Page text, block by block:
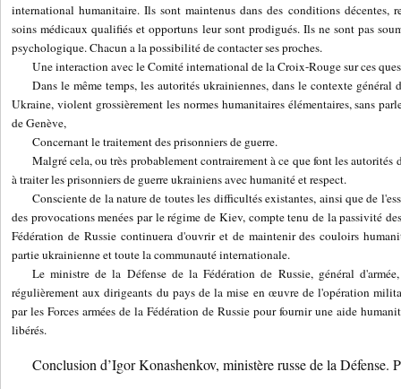
international humanitaire. Ils sont maintenus dans des conditions décentes,
soins médicaux qualifiés et opportuns leur sont prodigués. Ils ne sont pas
psychologique. Chacun a la possibilité de contacter ses proches.
Une interaction avec le Comité international de la Croix-Rouge sur ces
Dans le même temps, les autorités ukrainiennes, dans le contexte général
Ukraine, violent grossièrement les normes humanitaires élémentaires, sans
de Genève,
Concernant le traitement des prisonniers de guerre.
Malgré cela, ou très probablement contrairement à ce que font les autorités
à traiter les prisonniers de guerre ukrainiens avec humanité et respect.
Consciente de la nature de toutes les difficultés existantes, ainsi que de
des provocations menées par le régime de Kiev, compte tenu de la passivité
Fédération de Russie continuera d'ouvrir et de maintenir des couloirs
partie ukrainienne et toute la communauté internationale.
Le ministre de la Défense de la Fédération de Russie, général
régulièrement aux dirigeants du pays de la mise en œuvre de l'opération
par les Forces armées de la Fédération de Russie pour fournir une aide
libérés.
Conclusion d’Igor Konashenkov, ministère russe de la Défense.